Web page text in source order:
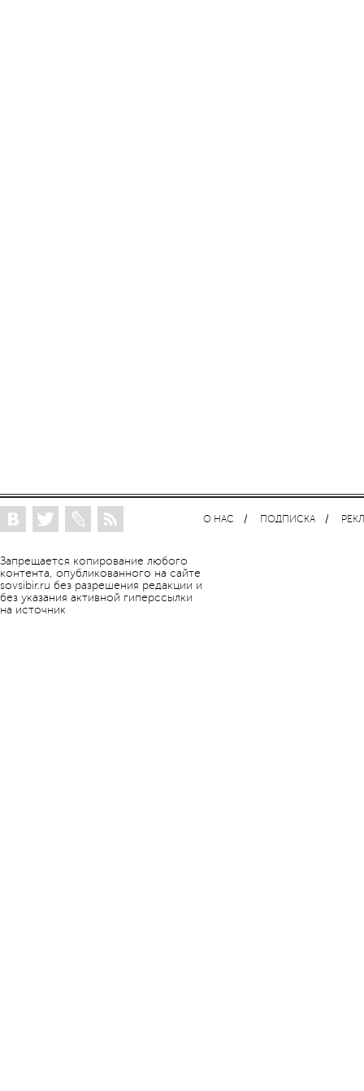
Запрещается копирование любого
контента, опубликованного на сайте
sovsibir.ru без разрешения редакции и
без указания активной гиперссылки
на источник
О НАС ПОДПИСКА